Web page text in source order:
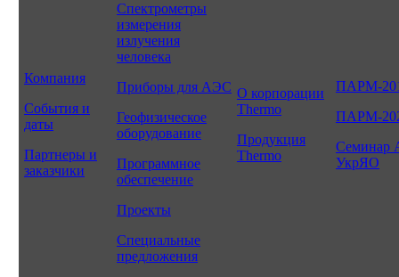
Компания
События и
даты
Партнеры и
заказчики
Спектрометры
измерения
излучения
человека
Приборы для АЭС
Геофизическое
оборудование
Программное
обеспечение
Проекты
Специальные
предложения
О корпорации
Thermo
Продукция
Thermo
ПАРМ-
ПАРМ-
Семинар
УкрЯО